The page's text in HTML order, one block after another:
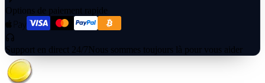
Options de paiement rapide
Support en direct 24/7Nous sommes toujours là pour vous aider